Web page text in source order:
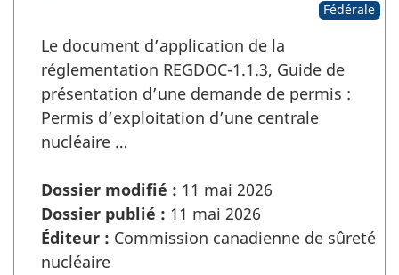
Fédérale
Le document d’application de la
réglementation REGDOC-1.1.3, Guide de
présentation d’une demande de permis :
Permis d’exploitation d’une centrale
nucléaire …
Dossier modifié : 11 mai 2026
Dossier publié : 11 mai 2026
Éditeur : Commission canadienne de sûreté
nucléaire